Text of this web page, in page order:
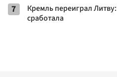
7
Кремль переиграл
сработала